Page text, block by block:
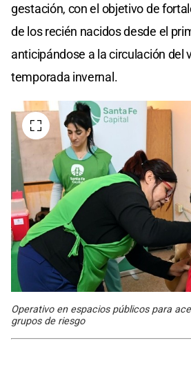
gestación, con el objetivo de
de los recién nacidos desde el
anticipándose a la circulación del
temporada invernal.
Operativo en espacios públicos para
grupos de riesgo